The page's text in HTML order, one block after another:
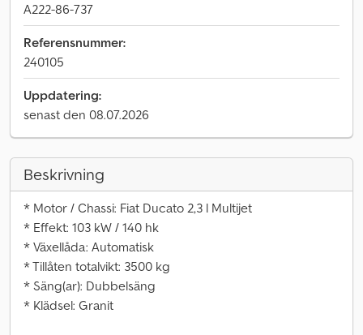
A222-86-737
Referensnummer:
240105
Uppdatering:
senast den 08.07.2026
Beskrivning
* Motor / Chassi: Fiat Ducato 2,3 l Multijet
* Effekt: 103 kW / 140 hk
* Växellåda: Automatisk
* Tillåten totalvikt: 3500 kg
* Säng(ar): Dubbelsäng
* Klädsel: Granit